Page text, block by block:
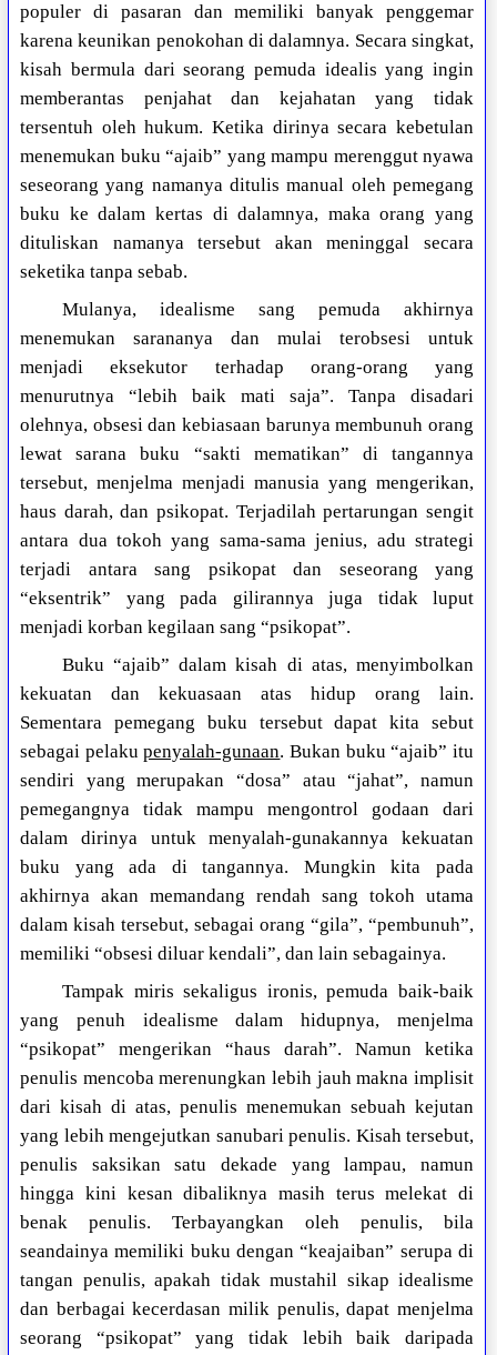
populer di pasaran dan memiliki banyak penggemar
karena keunikan penokohan di dalamnya. Secara singkat,
kisah bermula dari seorang pemuda idealis yang ingin
memberantas penjahat dan kejahatan yang tidak
tersentuh oleh hukum. Ketika dirinya secara kebetulan
menemukan buku “ajaib” yang mampu merenggut nyawa
seseorang yang namanya ditulis manual oleh pemegang
buku ke dalam kertas di dalamnya, maka orang yang
dituliskan namanya tersebut akan meninggal secara
seketika tanpa sebab.
Mulanya, idealisme sang pemuda akhirnya
menemukan sarananya dan mulai terobsesi untuk
menjadi eksekutor terhadap orang-orang yang
menurutnya “lebih baik mati saja”. Tanpa disadari
olehnya, obsesi dan kebiasaan barunya membunuh orang
lewat sarana buku “sakti mematikan” di tangannya
tersebut, menjelma menjadi manusia yang mengerikan,
haus darah, dan psikopat. Terjadilah pertarungan sengit
antara dua tokoh yang sama-sama jenius, adu strategi
terjadi antara sang psikopat dan seseorang yang
“eksentrik” yang pada gilirannya juga tidak luput
menjadi korban kegilaan sang “psikopat”.
Buku “ajaib” dalam kisah di atas, menyimbolkan
kekuatan dan kekuasaan atas hidup orang lain.
Sementara pemegang buku tersebut dapat kita sebut
sebagai pelakupenyalah-gunaan. Bukan buku “ajaib” itu
sendiri yang merupakan “dosa” atau “jahat”, namun
pemegangnya tidak mampu mengontrol godaan dari
dalam dirinya untuk menyalah-gunakannya kekuatan
buku yang ada di tangannya. Mungkin kita pada
akhirnya akan memandang rendah sang tokoh utama
dalam kisah tersebut, sebagai orang “gila”, “pembunuh”,
memiliki “obsesi diluar kendali”, dan lain sebagainya.
Tampak miris sekaligus ironis, pemuda baik-baik
yang penuh idealisme dalam hidupnya, menjelma
“psikopat” mengerikan “haus darah”. Namun ketika
penulis mencoba merenungkan lebih jauh makna implisit
dari kisah di atas, penulis menemukan sebuah kejutan
yang lebih mengejutkan sanubari penulis. Kisah tersebut,
penulis saksikan satu dekade yang lampau, namun
hingga kini kesan dibaliknya masih terus melekat di
benak penulis. Terbayangkan oleh penulis, bila
seandainya memiliki buku dengan “keajaiban” serupa di
tangan penulis, apakah tidak mustahil sikap idealisme
dan berbagai kecerdasan milik penulis, dapat menjelma
seorang “psikopat” yang tidak lebih baik daripada